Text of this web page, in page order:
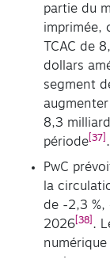
partie du
imprimée,
TCAC de
dollars
segment
8,3
période [37] .
PwC
la
de -2,3 %,
2026 [38] .